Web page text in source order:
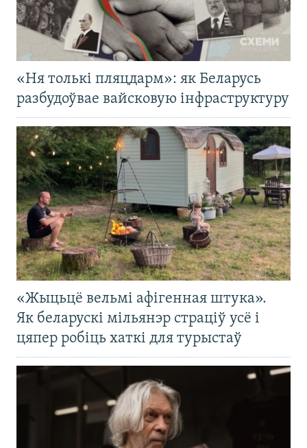
«Ня толькі пляцдарм»: як Беларусь
разбудоўвае вайсковую інфраструктуру
«Жыцьцё вельмі афігенная штука».
Як беларускі мільянэр страціў усё і
цяпер робіць хаткі для турыстаў